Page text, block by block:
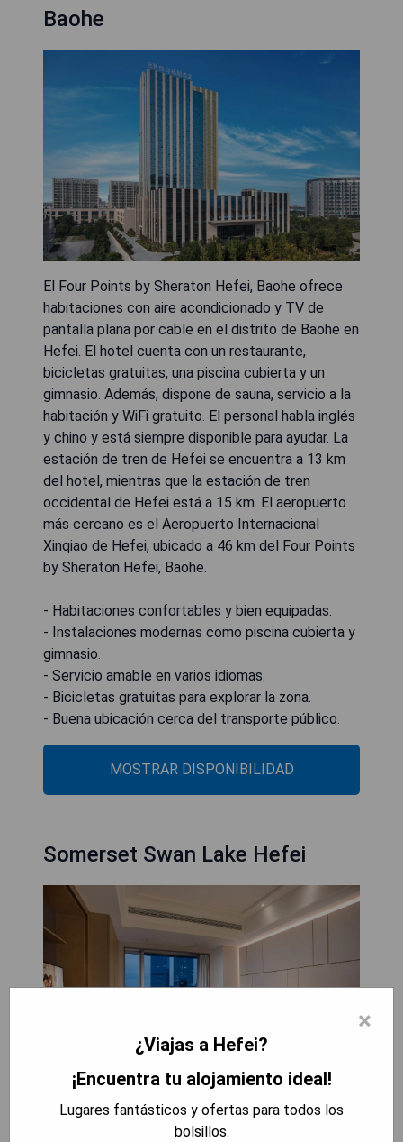
Baohe
El Four Points by Sheraton Hefei, Baohe ofrece
habitaciones con aire acondicionado y TV de
pantalla plana por cable en el distrito de Baohe en
Hefei. El hotel cuenta con un restaurante,
bicicletas gratuitas, una piscina cubierta y un
gimnasio. Además, dispone de sauna, servicio a la
habitación y WiFi gratuito. El personal habla inglés
y chino y está siempre disponible para ayudar. La
estación de tren de Hefei se encuentra a 13 km
del hotel, mientras que la estación de tren
occidental de Hefei está a 15 km. El aeropuerto
más cercano es el Aeropuerto Internacional
Xinqiao de Hefei, ubicado a 46 km del Four Points
by Sheraton Hefei, Baohe.
- Habitaciones confortables y bien equipadas.
- Instalaciones modernas como piscina cubierta y
gimnasio.
- Servicio amable en varios idiomas.
- Bicicletas gratuitas para explorar la zona.
- Buena ubicación cerca del transporte público.
MOSTRAR DISPONIBILIDAD
Somerset Swan Lake Hefei
En el distrito de Shushan en Hefei, cerca del Lago
×
¿Viajas a Hefei?
¡Encuentra tu alojamiento ideal!
Lugares fantásticos y ofertas para todos los
bolsillos.